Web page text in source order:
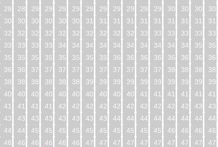
288
289 290 291 292 293 294 295 296 297 298 299 300 301 302
304
305 306 307 308 309 310 311 312 313 314 315 316 317 318
320
321 322 323 324 325 326 327 328 329 330 331 332 333 334
336
337 338 339 340 341 342 343 344 345 346 347 348 349 350
352
353 354 355 356 357 358 359 360 361 362 363 364 365 366
368
369 370 371 372 373 374 375 376 377 378 379 380 381 382
384
385 386 387 388 389 390 391 392 393 394 395 396 397 398
400
401 402 403 404 405 406 407 408 409 410 411 412 413 414
416
417 418 419 420 421 422 423 424 425 426 427 428 429 430
432
433 434 435 436 437 438 439 440 441 442 443 444 445 446
448
449 450 451 452 453 454 455 456 457 458 459 460 461 462
464
465 466 467 468 469 470 471 472 473 474 475 476 477 478